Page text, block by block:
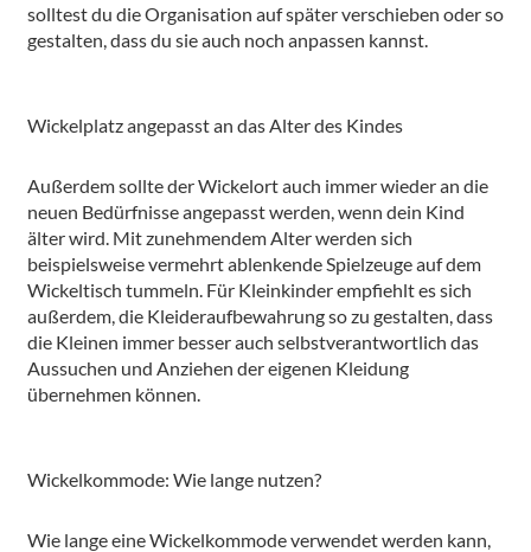
solltest du die Organisation auf später verschieben oder so
gestalten, dass du sie auch noch anpassen kannst.
Wickelplatz angepasst an das Alter des Kindes
Außerdem sollte der Wickelort auch immer wieder an die
neuen Bedürfnisse angepasst werden, wenn dein Kind
älter wird. Mit zunehmendem Alter werden sich
beispielsweise vermehrt ablenkende Spielzeuge auf dem
Wickeltisch tummeln. Für Kleinkinder empfiehlt es sich
außerdem, die Kleideraufbewahrung so zu gestalten, dass
die Kleinen immer besser auch selbstverantwortlich das
Aussuchen und Anziehen der eigenen Kleidung
übernehmen können.
Wickelkommode: Wie lange nutzen?
Wie lange eine Wickelkommode verwendet werden kann,